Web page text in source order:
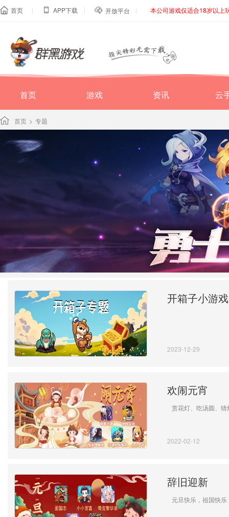
 首页 |  APP下载 |  开放平台 | 本公司游戏仅适合18岁以上
首页 游戏 资讯 云
首页 > 专题
开箱子小游戏
2023-12-29
欢闹元宵
赏花灯、吃汤圆、
2022-02-12
辞旧迎新
元旦快乐，祖国快